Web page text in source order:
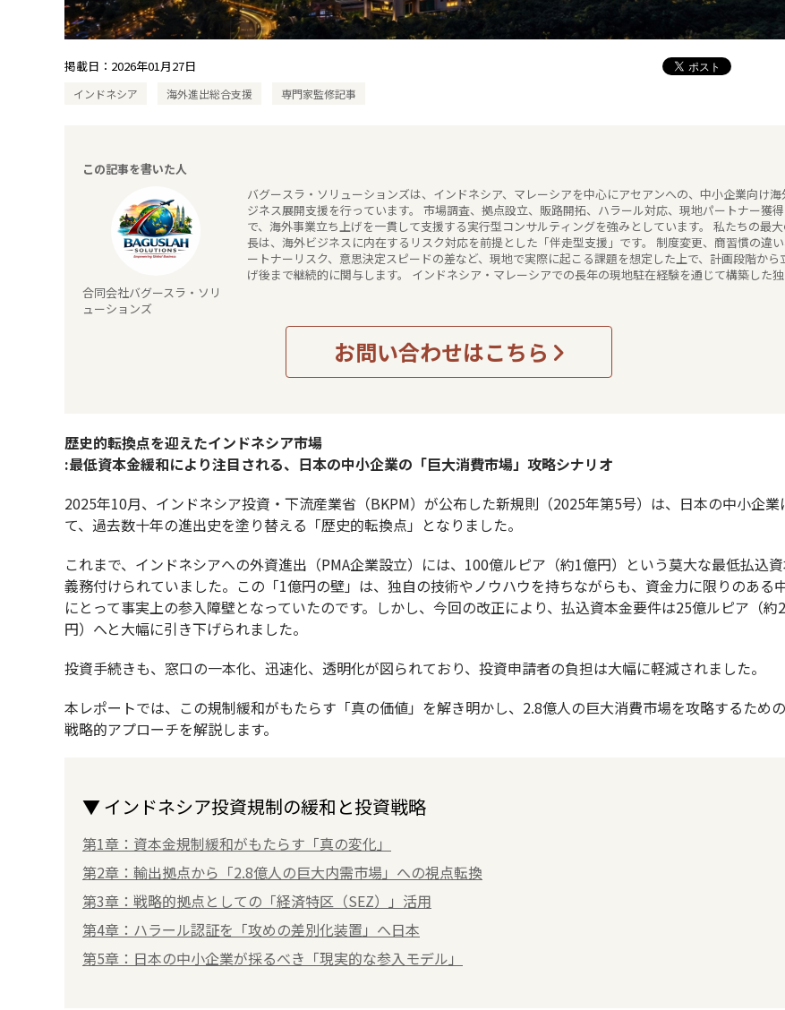
掲載日： 2026年01月27日
インドネシア 海外進出総合支援 専門家監修記事
この記事を書いた人
合同会社バグースラ・ソリ
ューションズ
バグースラ・ソリューションズは、インドネシア、マレーシアを中心にアセアンへの、中小企業向け海
ジネス展開支援を行っています。 市場調査、拠点設立、販路開拓、ハラール対応、現地パートナー獲
で、海外事業立ち上げを一貫して支援する実行型コンサルティングを強みとしています。 私たちの最大の特
長は、海外ビジネスに内在するリスク対応を前提とした「伴走型支援」です。 制度変更、商習慣の違
ートナーリスク、意思決定スピードの差など、現地で実際に起こる課題を想定した上で、計画段階から
げ後まで継続的に関与します。 インドネシア・マレーシアでの長年の現地駐在経験を通じて構築した独自ネ
わる中、バグースラ・ソリューションズは、現地で意思決定が進み、事業が動き続ける状態をつくるこ
こだわります。 机上の戦略ではなく、現場で通用する判断と実行を重ね、日本企業の海外事業を長期的
功へと導きます。お問い合わせはこちら
歴史的転換点を迎えたインドネシア市場
:最低資本金緩和により注目される、日本の中小企業の「巨大消費市場」攻略シナリオ
2025年10月、インドネシア投資・下流産業省（BKPM）が公布した新規則（2025年第5号）は、日本の中小企業
て、過去数十年の進出史を塗り替える「歴史的転換点」となりました。
これまで、インドネシアへの外資進出（PMA企業設立）には、100億ルピア（約1億円）という莫大な最低払込
義務付けられていました。この「1億円の壁」は、独自の技術やノウハウを持ちながらも、資金力に限りのある
にとって事実上の参入障壁となっていたのです。しかし、今回の改正により、払込資本金要件は25億ルピア（約
円）へと大幅に引き下げられました。
投資手続きも、窓口の一本化、迅速化、透明化が図られており、投資申請者の負担は大幅に軽減されました。
本レポートでは、この規制緩和がもたらす「真の価値」を解き明かし、2.8億人の巨大消費市場を攻略するため
戦略的アプローチを解説します。
▼ インドネシア投資規制の緩和と投資戦略
第1章：資本金規制緩和がもたらす「真の変化」
第2章：輸出拠点から「2.8億人の巨大内需市場」への視点転換
第3章：戦略的拠点としての「経済特区（SEZ）」活用
第4章：ハラール認証を「攻めの差別化装置」へ日本
第5章：日本の中小企業が採るべき「現実的な参入モデル」